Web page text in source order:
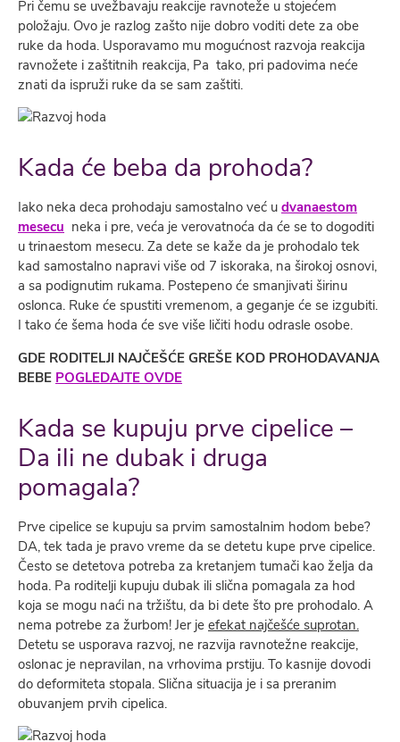
Pri čemu se uvežbavaju reakcije ravnoteže u stojećem
položaju. Ovo je razlog zašto nije dobro voditi dete za obe
ruke da hoda. Usporavamo mu mogućnost razvoja reakcija
ravnožete i zaštitnih reakcija, Pa tako, pri padovima neće
znati da ispruži ruke da se sam zaštiti.
Kada će beba da prohoda?
Iako neka deca prohodaju samostalno već u dvanaestom
mesecu neka i pre, veća je verovatnoća da će se to dogoditi
u trinaestom mesecu. Za dete se kaže da je prohodalo tek
kad samostalno napravi više od 7 iskoraka, na širokoj osnovi,
a sa podignutim rukama. Postepeno će smanjivati širinu
oslonca. Ruke će spustiti vremenom, a geganje će se izgubiti.
I tako će šema hoda će sve više ličiti hodu odrasle osobe.
GDE RODITELJI NAJČEŠĆE GREŠE KOD PROHODAVANJA
BEBE POGLEDAJTE OVDE
Kada se kupuju prve cipelice –
Da ili ne dubak i druga
pomagala?
Prve cipelice se kupuju sa prvim samostalnim hodom bebe?
DA, tek tada je pravo vreme da se detetu kupe prve cipelice.
Često se detetova potreba za kretanjem tumači kao želja da
hoda. Pa roditelji kupuju dubak ili slična pomagala za hod
koja se mogu naći na tržištu, da bi dete što pre prohodalo. A
nema potrebe za žurbom! Jer je efekat najčešće suprotan.
Detetu se usporava razvoj, ne razvija ravnotežne reakcije,
oslonac je nepravilan, na vrhovima prstiju. To kasnije dovodi
do deformiteta stopala. Slična situacija je i sa preranim
obuvanjem prvih cipelica.